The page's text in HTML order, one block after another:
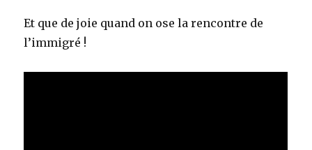
Et que de joie quand on ose la rencontre de
l’immigré !